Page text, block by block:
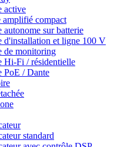
active
amplifié compact
autonome sur batterie
d'installation et ligne 100 V
de monitoring
Hi-Fi / résidentielle
PoE / Dante
standard